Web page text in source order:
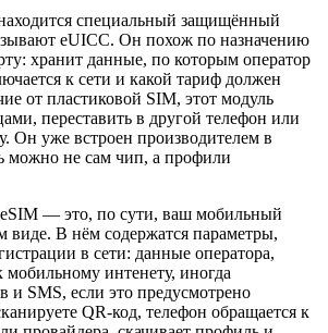
специальный защищённый
eUICC. Он похож по назначению
хранит данные, по которым оператор
к сети и какой тариф должен
от пластиковой SIM, этот модуль
переставить в другой телефон или
Он уже встроен производителем в
можно не сам чип, а профили
— это, по сути, ваш мобильный
виде. В нём содержатся параметры,
в сети: данные оператора,
мобильному интенету, иногда
и SMS, если это предусмотрено
QR-код, телефон обращается к